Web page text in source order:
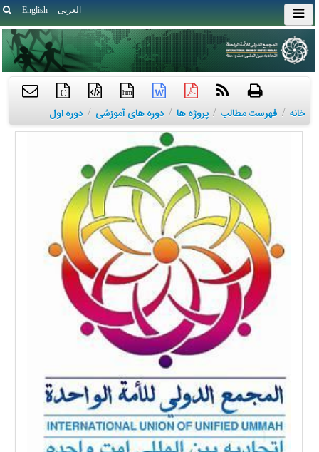
English العربی
htm
{ }
خانه / فهرست مطالب / پروژه ها / دوره های آموزشی / دوره اول